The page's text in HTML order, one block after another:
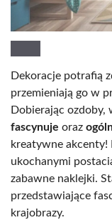
Dekoracje potrafią
przemieniają go w
Dobierając ozdoby,
fascynuje oraz
kreatywne akcenty!
ukochanymi
zabawne naklejki.
przedstawiające
krajobrazy.